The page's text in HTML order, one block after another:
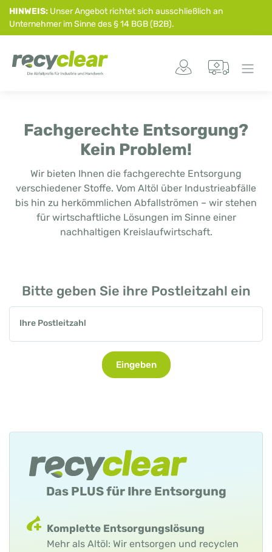
HINWEIS: Unser Angebot richtet sich ausschließlich an
Unternehmer im Sinne des § 14 BGB (B2B).
Fachgerechte Entsorgung?
Kein Problem!
Wir bieten Ihnen die fachgerechte Entsorgung
verschiedener Stoffe. Vom Altöl über Industrieabfälle
bis hin zu herkömmlichen Abfallströmen – wir stehen
für wirtschaftliche Lösungen im Sinne einer
nachhaltigen Kreislaufwirtschaft.
Bitte geben Sie ihre Postleitzahl ein
Ihre Postleitzahl
Eingeben
Das PLUS für Ihre Entsorgung
Komplette Entsorgungslösung
Mehr als Altöl: Wir entsorgen und recyclen